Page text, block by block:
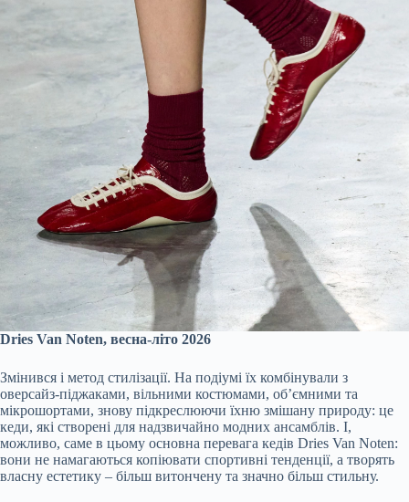
Dries Van Noten, весна-літо 2026
Змінився і метод стилізації. На подіумі їх комбінували з
оверсайз-піджаками, вільними костюмами, об’ємними та
мікрошортами, знову підкреслюючи їхню змішану природу: це
кеди, які створені для надзвичайно модних ансамблів. І,
можливо, саме в цьому основна перевага кедів Dries Van Noten:
вони не намагаються копіювати спортивні тенденції, а творять
власну естетику – більш витончену та значно більш стильну.